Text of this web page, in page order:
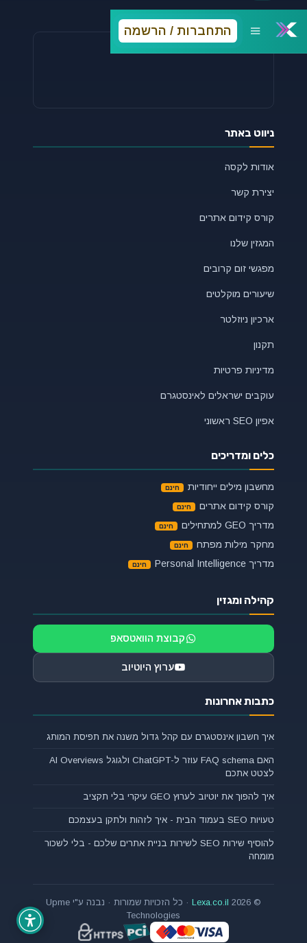
התחברות / הרשמה
ימי א'-ה', 09:30-17:00
ניווט באתר
אודות לקסה
יצירת קשר
קורס קידום אתרים
המגזין שלנו
מפגשי זום קרובים
שיעורים מוקלטים
ארכיון ניוזלטר
תקנון
מדיניות פרטיות
עוקבים ישראלים לאינסטגרם
אפיון SEO ראשוני
כלים ומדריכים
מחשבון מילים ייחודיות
קורס קידום אתרים
מדריך GEO למתחילים
מחקר מילות מפתח
מדריך Personal Intelligence
קהילה ומגזין
קבוצת הוואטסאפ
ערוץ היוטיוב
כתבות אחרונות
איך חשבון אינסטגרם עם קהל גדול משנה את תפיסת המותג
האם FAQ schema עוזר ל-ChatGPT ולגוגל AI Overviews
לצטט אתכם
איך להפוך את יוטיוב לערוץ GEO עיקרי בלי תקציב
טעויות SEO בעמוד הבית - איך לזהות ולתקן בעצמכם
להוסיף שירות SEO לשירות בניית אתרים שלכם - בלי לשכור
מומחה
© 2026
Lexa.co.il
· כל הזכויות שמורות · נבנה ע"י Upme
Technologies